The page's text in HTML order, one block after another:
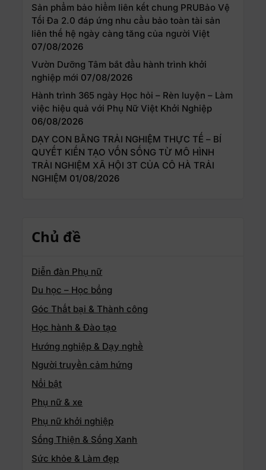
Sản phẩm bảo hiểm liên kết chung PRUBảo Vệ
Tối Đa 2.0 đáp ứng nhu cầu bảo toàn tài sản
liên thế hệ ngày càng tăng của người Việt
07/08/2026
Vườn Dưỡng Tâm bắt đầu hành trình khởi
nghiệp mới 07/08/2026
Hành trình 365 ngày Học hỏi – Rèn luyện – Làm
việc hiệu quả với Phụ Nữ Việt Khởi Nghiệp
06/08/2026
DẠY CON BẰNG TRẢI NGHIỆM THỰC TẾ – BÍ
QUYẾT KIẾN TẠO VỐN SỐNG TỪ MÔ HÌNH
TRẢI NGHIỆM XÃ HỘI 3T CỦA CÔ HÀ TRẢI
NGHIỆM 01/08/2026
Chủ đề
Diễn đàn Phụ nữ
Du học – Học bổng
Góc Thất bại & Thành công
Học hành & Đào tạo
Hướng nghiệp & Dạy nghề
Người truyền cảm hứng
Nổi bật
Phụ nữ & xe
Phụ nữ khởi nghiệp
Sống Thiện & Sống Xanh
Sức khỏe & Làm đẹp